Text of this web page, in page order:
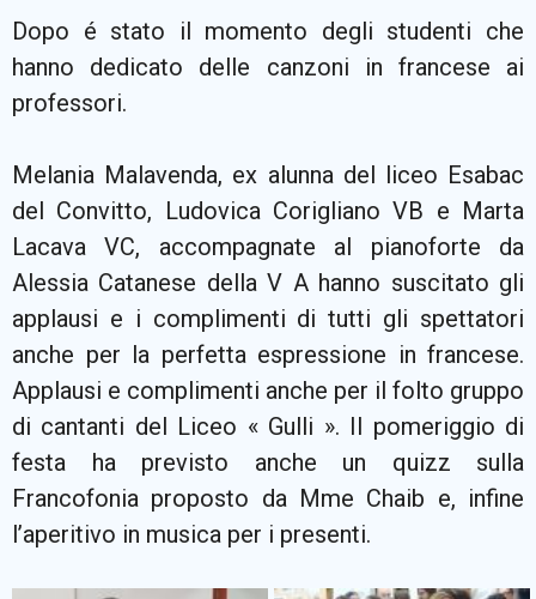
Dopo é stato il momento degli studenti che
hanno dedicato delle canzoni in francese ai
professori.
Melania Malavenda, ex alunna del liceo Esabac
del Convitto, Ludovica Corigliano VB e Marta
Lacava VC, accompagnate al pianoforte da
Alessia Catanese della V A hanno suscitato gli
applausi e i complimenti di tutti gli spettatori
anche per la perfetta espressione in francese.
Applausi e complimenti anche per il folto gruppo
di cantanti del Liceo « Gulli ». Il pomeriggio di
festa ha previsto anche un quizz sulla
Francofonia proposto da Mme Chaib e, infine
l’aperitivo in musica per i presenti.